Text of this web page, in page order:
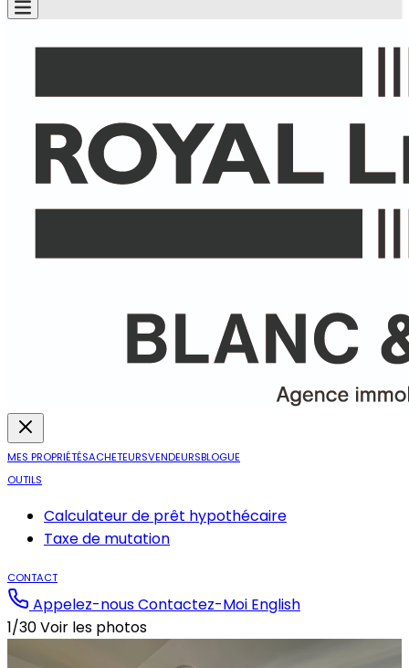
MES PROPRIÉTÉSACHETEURSVENDEURSBLOGUE
OUTILS
Calculateur de prêt hypothécaire
Taxe de mutation
CONTACT
Appelez-nousContactez-Moi English
1/30Voir les photos